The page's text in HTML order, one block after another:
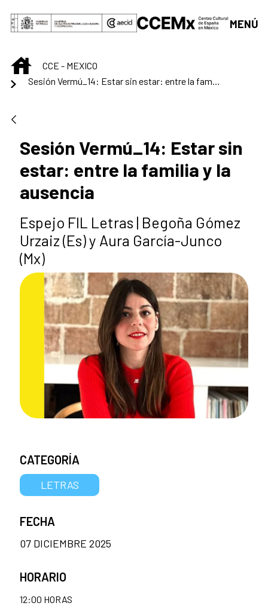
Saltar al contenido principal
MENÚ
INICIOCCE - MEXICO
Sesión Vermú_14: Estar sin estar: entre la familia y la ausencia
Sesión Vermú_14: Estar sin
estar: entre la familia y la
ausencia
Espejo FIL Letras | Begoña Gómez
Urzaiz (Es) y Aura García-Junco
(Mx)
CATEGORÍA
LETRAS
FECHA
07 DICIEMBRE 2025
HORARIO
12:00 HORAS